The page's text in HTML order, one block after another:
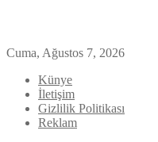
Cuma, Ağustos 7, 2026
Künye
İletişim
Gizlilik Politikası
Reklam